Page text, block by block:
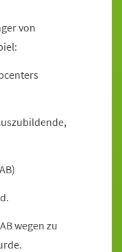
von
wegen zu